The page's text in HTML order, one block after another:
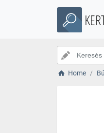
Home